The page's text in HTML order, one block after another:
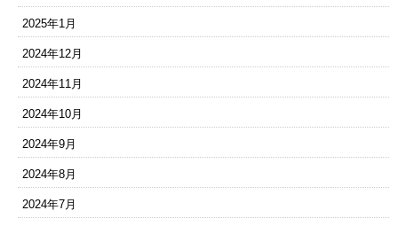
2025年1月
2024年12月
2024年11月
2024年10月
2024年9月
2024年8月
2024年7月